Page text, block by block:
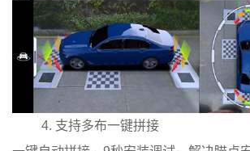
4. 支持多布一键拼接